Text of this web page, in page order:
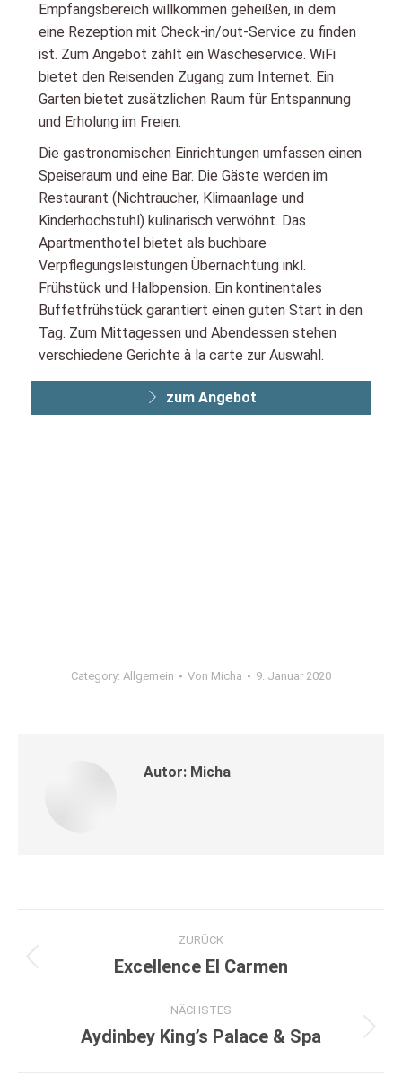
Empfangsbereich willkommen geheißen, in dem
eine Rezeption mit Check-in/out-Service zu finden
ist. Zum Angebot zählt ein Wäscheservice. WiFi
bietet den Reisenden Zugang zum Internet. Ein
Garten bietet zusätzlichen Raum für Entspannung
und Erholung im Freien.
Die gastronomischen Einrichtungen umfassen einen
Speiseraum und eine Bar. Die Gäste werden im
Restaurant (Nichtraucher, Klimaanlage und
Kinderhochstuhl) kulinarisch verwöhnt. Das
Apartmenthotel bietet als buchbare
Verpflegungsleistungen Übernachtung inkl.
Frühstück und Halbpension. Ein kontinentales
Buffetfrühstück garantiert einen guten Start in den
Tag. Zum Mittagessen und Abendessen stehen
verschiedene Gerichte à la carte zur Auswahl.
zum Angebot
Category: Allgemein Von Micha 9. Januar 2020
Autor: Micha
Kommentarnavigation
ZURÜCK
Vorheriger
Excellence El Carmen
NÄCHSTES
Nächster
Aydinbey King’s Palace & Spa